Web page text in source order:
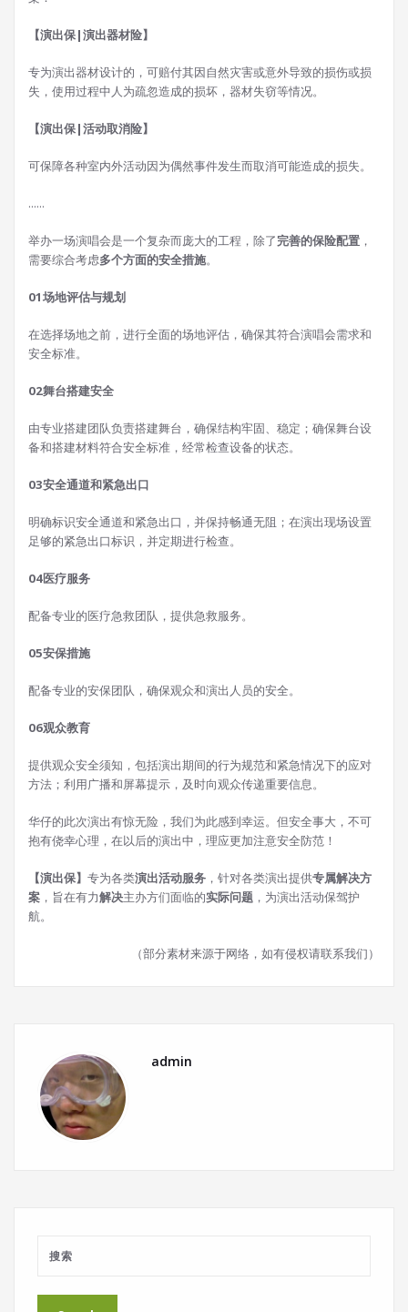
【演出保|演出器材险】
专为演出器材设计的，可赔付其因自然灾害或意外导致的损伤或损
失，使用过程中人为疏忽造成的损坏，器材失窃等情况。
【演出保|活动取消险】
可保障各种室内外活动因为偶然事件发生而取消可能造成的损失。
......
举办一场演唱会是一个复杂而庞大的工程，除了完善的保险配置 ，
需要综合考虑多个方面的安全措施。
01场地评估与规划
在选择场地之前，进行全面的场地评估，确保其符合演唱会需求和
安全标准。
02舞台搭建安全
由专业搭建团队负责搭建舞台，确保结构牢固、稳定；确保舞台设
备和搭建材料符合安全标准，经常检查设备的状态。
03安全通道和紧急出口
明确标识安全通道和紧急出口，并保持畅通无阻；在演出现场设置
足够的紧急出口标识，并定期进行检查。
04医疗服务
配备专业的医疗急救团队，提供急救服务。
05安保措施
配备专业的安保团队，确保观众和演出人员的安全。
06观众教育
提供观众安全须知，包括演出期间的行为规范和紧急情况下的应对
方法；利用广播和屏幕提示，及时向观众传递重要信息。
华仔的此次演出有惊无险，我们为此感到幸运。但安全事大，不可
抱有侥幸心理，在以后的演出中，理应更加注意安全防范！
【演出保】 专为各类演出活动服务 ，针对各类演出提供专属解决方
案 ，旨在有力解决主办方们面临的实际问题 ，为演出活动保驾护
航。
（部分素材来源于网络，如有侵权请联系我们）
admin